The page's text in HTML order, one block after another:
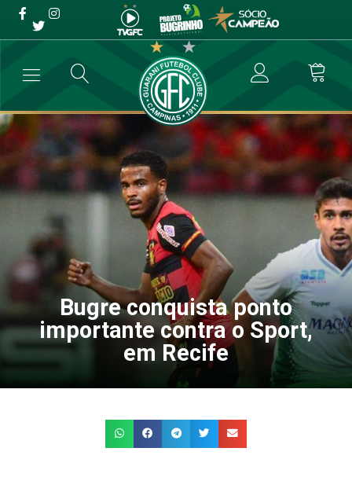
Bugre conquista ponto
importante contra o Sport,
em Recife
→ Futebol Profissional → Bugre conquista ponto importante contra
Bugre conquista ponto
importante contra o Sport,
em Recife